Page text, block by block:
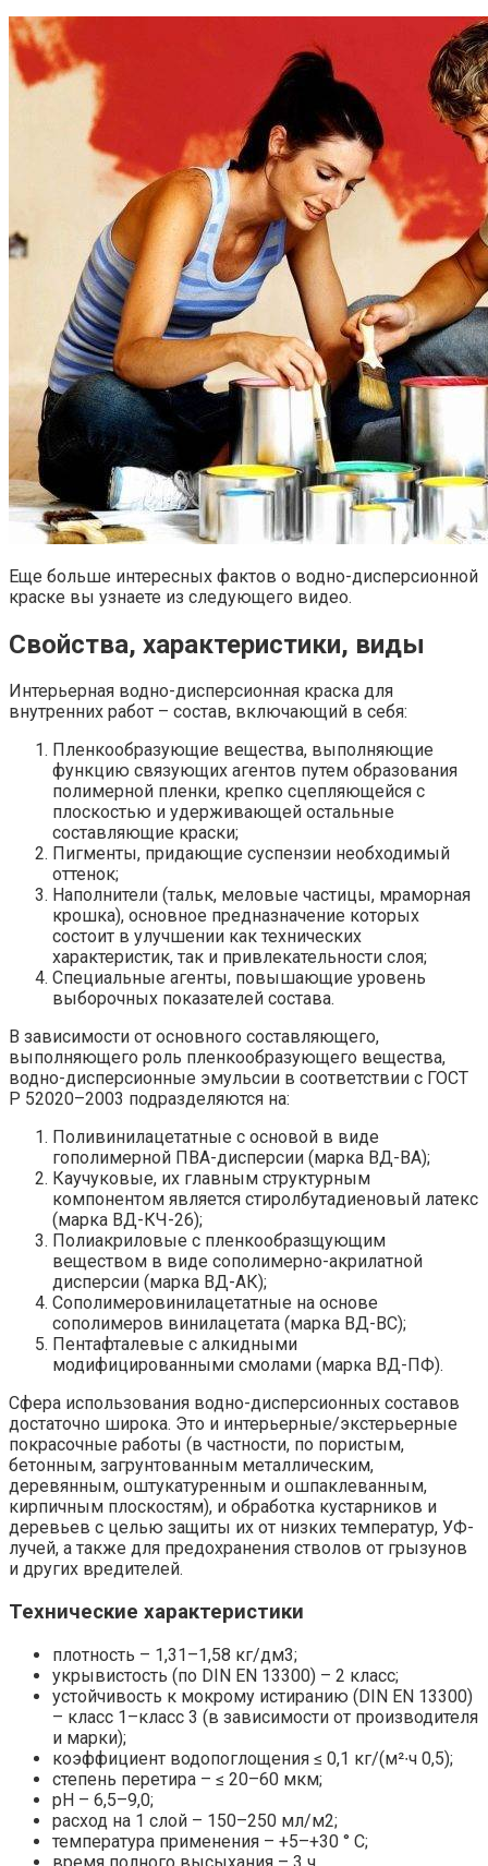
Еще больше интересных фактов о водно-дисперсионной
краске вы узнаете из следующего видео.
Свойства, характеристики, виды
Интерьерная водно-дисперсионная краска для
внутренних работ – состав, включающий в себя:
Пленкообразующие вещества, выполняющие
функцию связующих агентов путем образования
полимерной пленки, крепко сцепляющейся с
плоскостью и удерживающей остальные
составляющие краски;
Пигменты, придающие суспензии необходимый
оттенок;
Наполнители (тальк, меловые частицы, мраморная
крошка), основное предназначение которых
состоит в улучшении как технических
характеристик, так и привлекательности слоя;
Специальные агенты, повышающие уровень
выборочных показателей состава.
В зависимости от основного составляющего,
выполняющего роль пленкообразующего вещества,
водно-дисперсионные эмульсии в соответствии с ГОСТ
Р 52020–2003 подразделяются на:
Поливинилацетатные с основой в виде
гополимерной ПВА-дисперсии (марка ВД-ВА);
Каучуковые, их главным структурным
компонентом является стиролбутадиеновый латекс
(марка ВД-КЧ-26);
Полиакриловые с пленкообразщующим
веществом в виде сополимерно-акрилатной
дисперсии (марка ВД-АК);
Сополимеровинилацетатные на основе
сополимеров винилацетата (марка ВД-ВС);
Пентафталевые с алкидными
модифицированными смолами (марка ВД-ПФ).
Сфера использования водно-дисперсионных составов
достаточно широка. Это и интерьерные/экстерьерные
покрасочные работы (в частности, по пористым,
бетонным, загрунтованным металлическим,
деревянным, оштукатуренным и ошпаклеванным,
кирпичным плоскостям), и обработка кустарников и
деревьев с целью защиты их от низких температур, УФ-
лучей, а также для предохранения стволов от грызунов
и других вредителей.
Технические характеристики
плотность – 1,31–1,58 кг/дм3;
укрывистость (по DIN EN 13300) – 2 класс;
устойчивость к мокрому истиранию (DIN EN 13300)
– класс 1–класс 3 (в зависимости от производителя
и марки);
коэффициент водопоглощения ≤ 0,1 кг/(м²∙ч 0,5);
степень перетира – ≤ 20–60 мкм;
рН – 6,5–9,0;
расход на 1 слой – 150–250 мл/м2;
температура применения – +5–+30 ° С;